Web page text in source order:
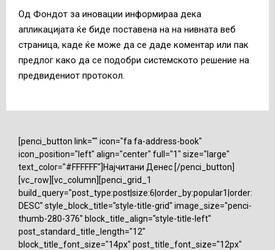
Од Фондот за иновации информираа дека
апликацијата ќе биде поставена на на нивната веб
страница, каде ќе може да се даде коментар или пак
предлог како да се подобри системското решение на
предвидениот протокол.
[penci_button link="" icon="fa fa-address-book"
icon_position="left" align="center" full="1" size="large"
text_color="#FFFFFF"]Најчитани Денес [/penci_button]
[vc_row][vc_column][penci_grid_1
build_query="post_type:post|size:6|order_by:popular1|order:
DESC" style_block_title="style-title-grid" image_size="penci-
thumb-280-376" block_title_align="style-title-left"
post_standard_title_length="12"
block_title_font_size="14px" post_title_font_size="12px"